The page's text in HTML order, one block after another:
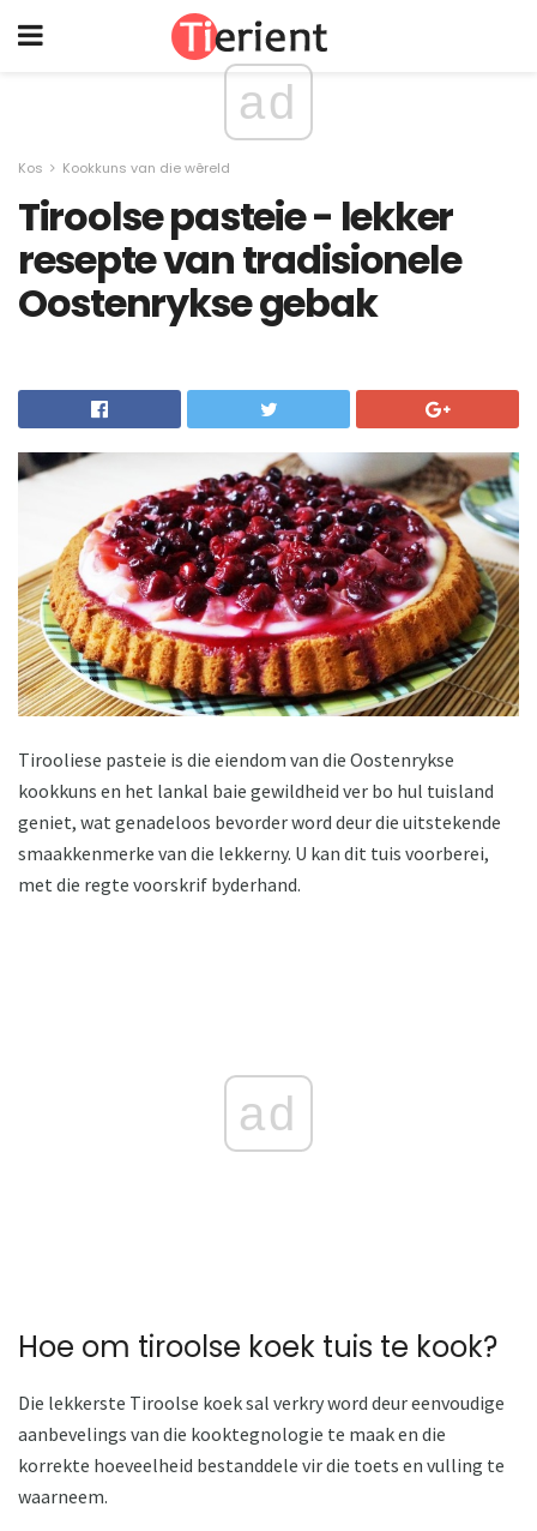
ad
Kos Kookkuns van die wêreld
Tiroolse pasteie - lekker
resepte van tradisionele
Oostenrykse gebak
Tirooliese pasteie is die eiendom van die Oostenrykse
kookkuns en het lankal baie gewildheid ver bo hul tuisland
geniet, wat genadeloos bevorder word deur die uitstekende
smaakkenmerke van die lekkerny. U kan dit tuis voorberei,
met die regte voorskrif byderhand.
ad
Hoe om tiroolse koek tuis te kook?
Die lekkerste Tiroolse koek sal verkry word deur eenvoudige
aanbevelings van die kooktegnologie te maak en die
korrekte hoeveelheid bestanddele vir die toets en vulling te
waarneem.